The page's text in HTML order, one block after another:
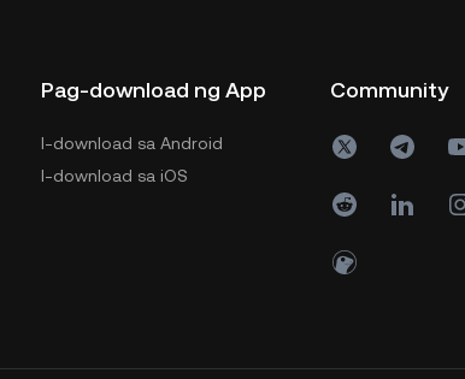
Pag-download ng App
I-download sa Android
I-download sa iOS
Community